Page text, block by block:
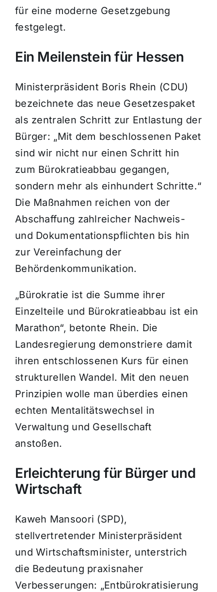
für eine moderne Gesetzgebung
festgelegt.
Ein Meilenstein für Hessen
Ministerpräsident Boris Rhein (CDU)
bezeichnete das neue Gesetzespaket
als zentralen Schritt zur Entlastung der
Bürger: „Mit dem beschlossenen Paket
sind wir nicht nur einen Schritt hin
zum Bürokratieabbau gegangen,
sondern mehr als einhundert Schritte.“
Die Maßnahmen reichen von der
Abschaffung zahlreicher Nachweis-
und Dokumentationspflichten bis hin
zur Vereinfachung der
Behördenkommunikation.
„Bürokratie ist die Summe ihrer
Einzelteile und Bürokratieabbau ist ein
Marathon“, betonte Rhein. Die
Landesregierung demonstriere damit
ihren entschlossenen Kurs für einen
strukturellen Wandel. Mit den neuen
Prinzipien wolle man überdies einen
echten Mentalitätswechsel in
Verwaltung und Gesellschaft
anstoßen.
Erleichterung für Bürger und
Wirtschaft
Kaweh Mansoori (SPD),
stellvertretender Ministerpräsident
und Wirtschaftsminister, unterstrich
die Bedeutung praxisnaher
Verbesserungen: „Entbürokratisierung